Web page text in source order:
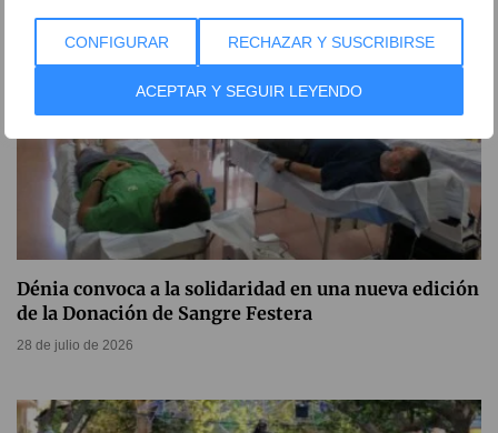
CONFIGURAR RECHAZAR Y SUSCRIBIRSE
ACEPTAR Y SEGUIR LEYENDO
Dénia convoca a la solidaridad en una nueva edición
de la Donación de Sangre Festera
28 de julio de 2026